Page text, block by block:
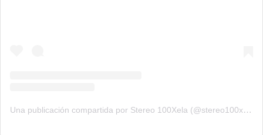
Una publicación compartida por Stereo 100Xela (@stereo100xela)